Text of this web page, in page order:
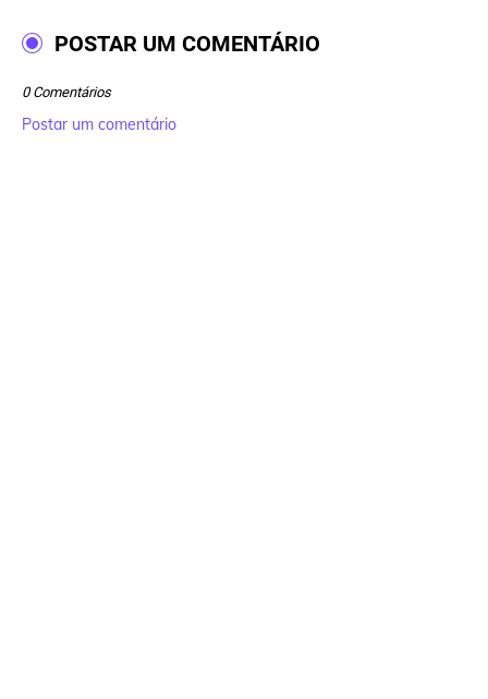
POSTAR UM COMENTÁRIO
0 Comentários
Postar um comentário